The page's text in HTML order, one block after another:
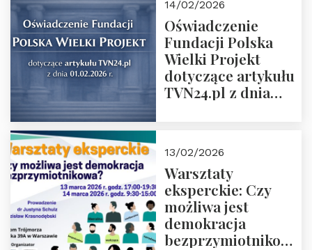
14/02/2026
Oświadczenie
Fundacji Polska
Wielki Projekt
dotyczące artykułu
TVN24.pl z dnia
13/02/2026
Warsztaty
eksperckie: Czy
możliwa jest
demokracja
bezprzymiotnikowa?